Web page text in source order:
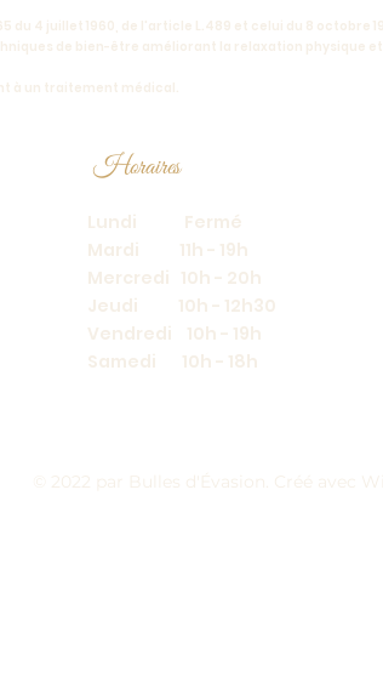
du 4 juillet 1960, de l'article L.489 et celui du 8 octobre
de bien-être améliorant la relaxation physique
à un traitement médical.
Horaires
Lundi Fermé
Mardi 11h - 19h
Mercredi 10h - 20h
Jeudi 10h - 12h30
Vendredi 10h - 19h
Samedi 10h - 18h
© 2022 par Bulles d'Évasion. Créé avec